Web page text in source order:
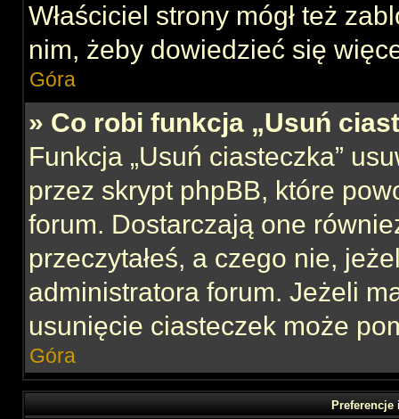
Właściciel strony mógł też
nim, żeby dowiedzieć się
Góra
» Co robi funkcja „Usuń
Funkcja „Usuń ciasteczka”
przez skrypt phpBB, które
forum. Dostarczają one
przeczytałeś, a czego nie,
administratora forum. Jeżeli
usunięcie ciasteczek może
Góra